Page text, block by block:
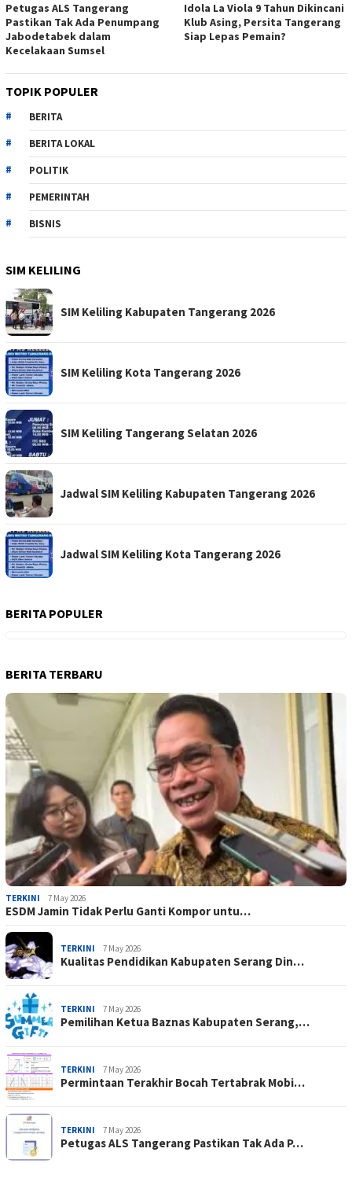
Petugas ALS Tangerang
Pastikan Tak Ada Penumpang
Jabodetabek dalam
Kecelakaan Sumsel
Idola La Viola 9 Tahun Dikincani
Klub Asing, Persita Tangerang
Siap Lepas Pemain?
TOPIK POPULER
BERITA
BERITA LOKAL
POLITIK
PEMERINTAH
BISNIS
SIM KELILING
SIM Keliling Kabupaten Tangerang 2026
SIM Keliling Kota Tangerang 2026
SIM Keliling Tangerang Selatan 2026
Jadwal SIM Keliling Kabupaten Tangerang 2026
Jadwal SIM Keliling Kota Tangerang 2026
BERITA POPULER
BERITA TERBARU
TERKINI 7 May 2026
ESDM Jamin Tidak Perlu Ganti Kompor untu…
TERKINI 7 May 2026
Kualitas Pendidikan Kabupaten Serang Din…
TERKINI 7 May 2026
Pemilihan Ketua Baznas Kabupaten Serang,…
TERKINI 7 May 2026
Permintaan Terakhir Bocah Tertabrak Mobi…
TERKINI 7 May 2026
Petugas ALS Tangerang Pastikan Tak Ada P…